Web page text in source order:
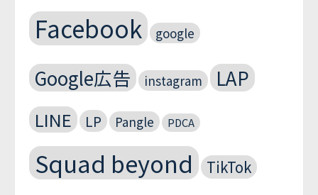
Facebook google
Google広告 instagram LAP
LINE LP Pangle PDCA
Squad beyond TikTok